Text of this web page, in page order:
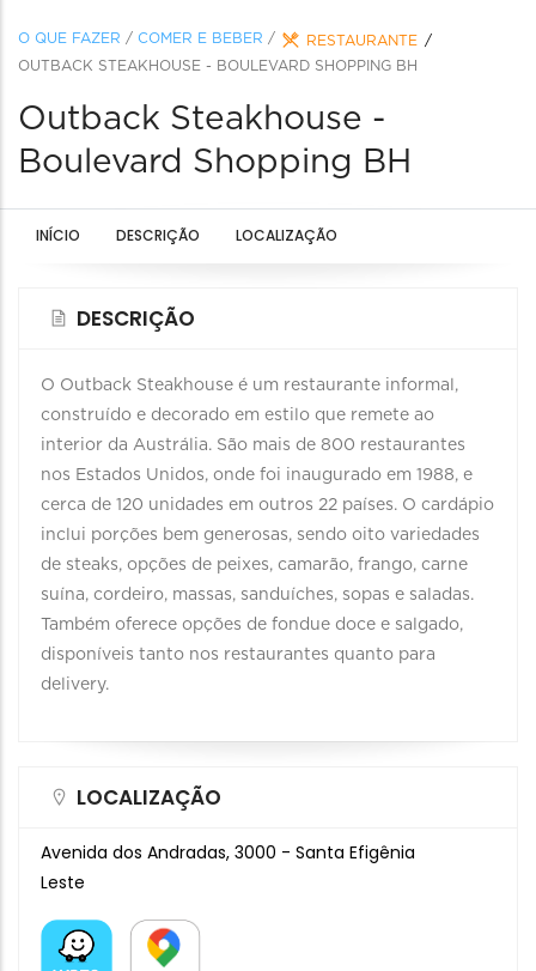
O QUE FAZER / COMER E BEBER /
RESTAURANTE
OUTBACK STEAKHOUSE - BOULEVARD SHOPPING BH
Outback Steakhouse -
Boulevard Shopping BH
INÍCIO DESCRIÇÃO LOCALIZAÇÃO
DESCRIÇÃO
O Outback Steakhouse é um restaurante informal,
construído e decorado em estilo que remete ao
interior da Austrália. São mais de 800 restaurantes
nos Estados Unidos, onde foi inaugurado em 1988, e
cerca de 120 unidades em outros 22 países. O cardápio
inclui porções bem generosas, sendo oito variedades
de steaks, opções de peixes, camarão, frango, carne
suína, cordeiro, massas, sanduíches, sopas e saladas.
Também oferece opções de fondue doce e salgado,
disponíveis tanto nos restaurantes quanto para
delivery.
LOCALIZAÇÃO
Avenida dos Andradas, 3000 - Santa Efigênia
Leste